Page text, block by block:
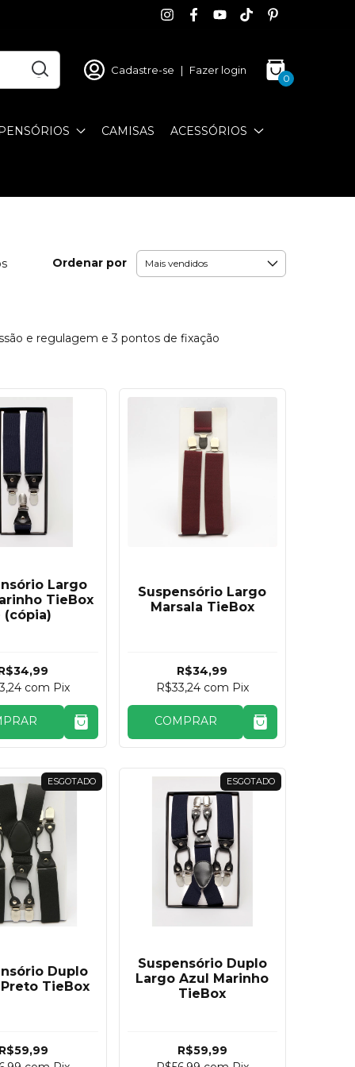
Cadastre-se | Fazer login
0
CAMISAS ACESSÓRIOS
Ordenar por
e regulagem e 3 pontos de fixação
Largo
TieBox
(cópia)
com Pix
Suspensório Largo
Marsala TieBox
R$34,99
R$33,24 com Pix
COMPRAR
ESGOTADO
Duplo
TieBox
R$59,99
ESGOTADO
Suspensório Duplo
Largo Azul Marinho
TieBox
R$59,99